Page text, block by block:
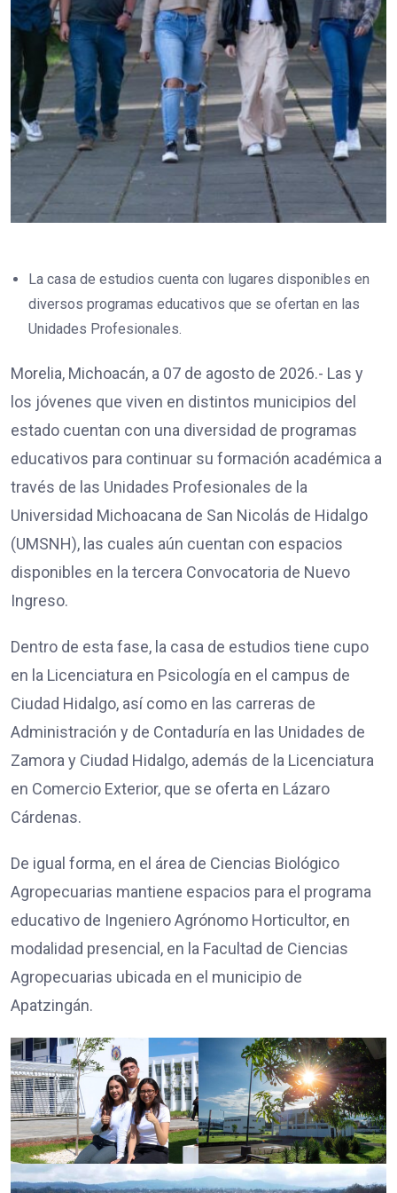
La casa de estudios cuenta con lugares disponibles en
diversos programas educativos que se ofertan en las
Unidades Profesionales.
Morelia, Michoacán, a 07 de agosto de 2026.- Las y
los jóvenes que viven en distintos municipios del
estado cuentan con una diversidad de programas
educativos para continuar su formación académica a
través de las Unidades Profesionales de la
Universidad Michoacana de San Nicolás de Hidalgo
(UMSNH), las cuales aún cuentan con espacios
disponibles en la tercera Convocatoria de Nuevo
Ingreso.
Dentro de esta fase, la casa de estudios tiene cupo
en la Licenciatura en Psicología en el campus de
Ciudad Hidalgo, así como en las carreras de
Administración y de Contaduría en las Unidades de
Zamora y Ciudad Hidalgo, además de la Licenciatura
en Comercio Exterior, que se oferta en Lázaro
Cárdenas.
De igual forma, en el área de Ciencias Biológico
Agropecuarias mantiene espacios para el programa
educativo de Ingeniero Agrónomo Horticultor, en
modalidad presencial, en la Facultad de Ciencias
Agropecuarias ubicada en el municipio de
Apatzingán.